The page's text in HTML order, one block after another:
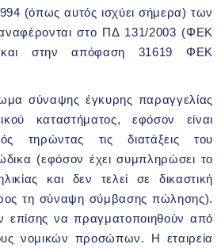
(όπως αυτός ισχύει σήμερα) των
στο ΠΔ 131/2003 (ΦΕΚ
και στην απόφαση 31619 ΦΕΚ
σύναψης έγκυρης παραγγελίας
καταστήματος, εφόσον είναι
τηρώντας τις διατάξεις του
(εφόσον έχει συμπληρώσει το
και δεν τελεί σε δικαστική
τη σύναψη σύμβασης πώλησης).
επίσης να πραγματοποιηθούν από
νομικών προσώπων. Η εταιρεία